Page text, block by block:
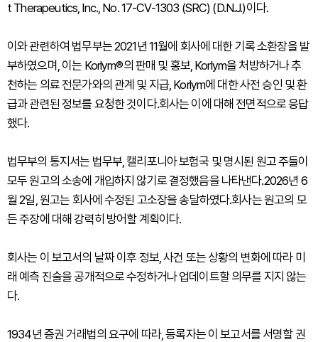
t Therapeutics, Inc., No. 17-CV-1303 (SRC) (D.N.J.)이다.
이와 관련하여 법무부는 2021년 11월에 회사에 대한 기록 소환장을 발
부하였으며, 이는 Korlym®의 판매 및 홍보, Korlym을 처방하거나 추
천하는 의료 전문가와의 관계 및 지급, Korlym에 대한 사전 승인 및 환
급과 관련된 정보를 요청한 것이다.회사는 이에 대해 전면적으로 응답
했다.
법무부의 통지서는 법무부, 캘리포니아 보험국 및 명시된 원고 주들이
모두 원고의 소송에 개입하지 않기로 결정했음을 나타낸다.2026년 6
월 2일, 원고는 회사에 수정된 고소장을 송달하였다.회사는 원고의 모
든 주장에 대해 강력히 방어할 계획이다.
회사는 이 보고서의 날짜 이후 정보, 사건 또는 상황의 변화에 따라 미
래 예측 진술을 공개적으로 수정하거나 업데이트할 의무를 지지 않는
다.
1934년 증권 거래법의 요구에 따라, 등록자는 이 보고서를 서명할 권